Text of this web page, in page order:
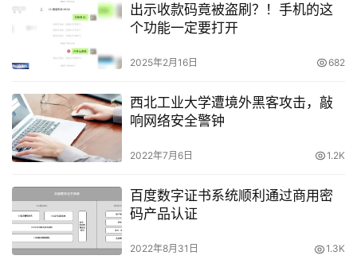
出示收款码竟被盗刷？！手机的这
个功能一定要打开
2025年2月16日 682
西北工业大学遭境外黑客攻击，敲
响网络安全警钟
2022年7月6日 1.2K
百度数字证书系统顺利通过商用密
码产品认证
2022年8月31日 1.3K